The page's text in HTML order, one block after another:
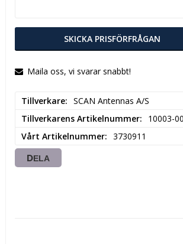
SKICKA PRISFÖRFRÅGAN
Maila oss, vi svarar snabbt!
Tillverkare
SCAN Antennas A/S
Tillverkarens Artikelnummer
10003-
Vårt Artikelnummer
3730911
DELA